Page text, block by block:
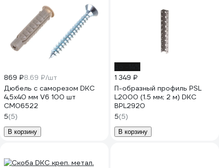
869 ₽8.69 ₽/шт
Дюбель с саморезом DKC
4,5x40 мм V6 100 шт
CM06522
5(5)
В корзину
1 349 ₽
П-образный профиль PSL
L2000 (1.5 мм; 2 м) DKC
BPL2920
5(5)
В корзину